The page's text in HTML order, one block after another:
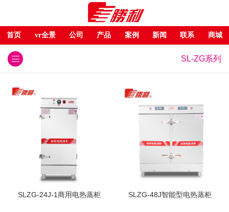
首页 vr全景 公司 产品 案例 新闻 联系 商城
SL-ZG系列
SLZG-24J-1商用电热蒸柜 SLZG-48J智能型电热蒸柜